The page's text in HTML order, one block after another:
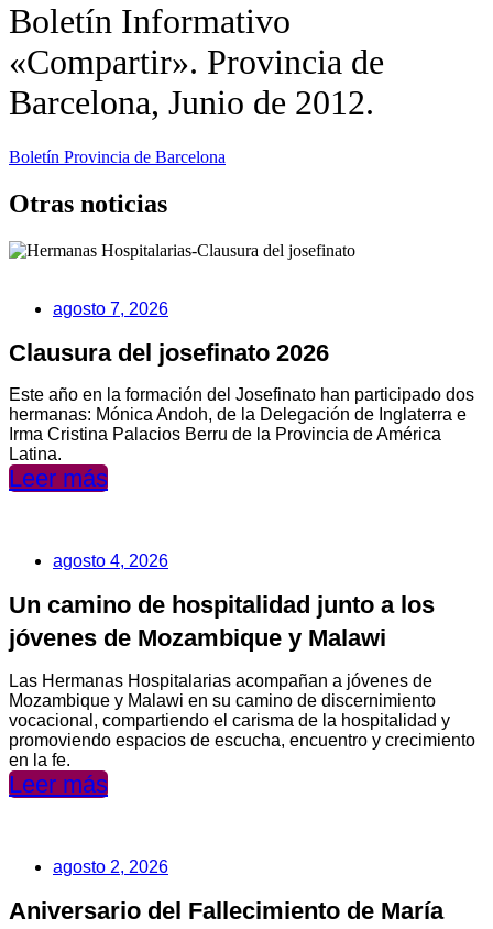
Boletín Informativo
«Compartir». Provincia de
Barcelona, Junio de 2012.
Boletín Provincia de Barcelona
Otras noticias
agosto 7, 2026
Clausura del josefinato 2026
Este año en la formación del Josefinato han participado dos
hermanas: Mónica Andoh, de la Delegación de Inglaterra e
Irma Cristina Palacios Berru de la Provincia de América
Latina.
Leer más
agosto 4, 2026
Un camino de hospitalidad junto a los
jóvenes de Mozambique y Malawi
Las Hermanas Hospitalarias acompañan a jóvenes de
Mozambique y Malawi en su camino de discernimiento
vocacional, compartiendo el carisma de la hospitalidad y
promoviendo espacios de escucha, encuentro y crecimiento
en la fe.
Leer más
agosto 2, 2026
Aniversario del Fallecimiento de María